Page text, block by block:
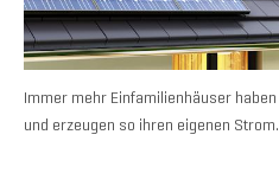
Immer mehr Einfamilienhäuser haben
und erzeugen so ihren eigenen Strom.